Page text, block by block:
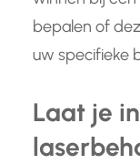
bepalen of
uw specifieke
Laat je